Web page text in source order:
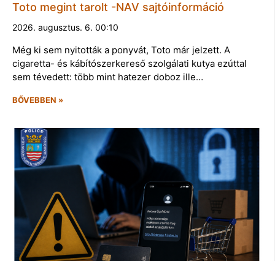
Toto megint tarolt -NAV sajtóinformáció
2026. augusztus. 6. 00:10
Még ki sem nyitották a ponyvát, Toto már jelzett. A
cigaretta- és kábítószerkereső szolgálati kutya ezúttal
sem tévedett: több mint hatezer doboz ille…
BŐVEBBEN »